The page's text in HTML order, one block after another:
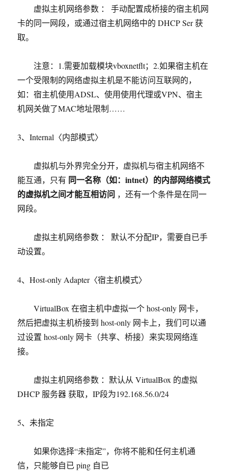
虚拟主机网络参数 ： 手动配置成桥接的宿主机网
卡的同一网段，或通过宿主机网络中的 DHCP Ser 获
取。
注意：1.需要加载模块vboxnetflt；2.如果宿主机在
一个受限制的网络虚拟主机是不能访问互联网的，
如：宿主机使用ADSL、使用使用代理或VPN、宿主
机网关做了MAC地址限制……
3、Internal〈内部模式〉
虚拟机与外界完全分开，虚拟机与宿主机网络不
能互通，只有 同一名称（如：intnet） 的内部网络模式
的虚拟机之间才能互相访问 ，还有一个条件是在同一
网段。
虚拟主机网络参数 ： 默认不分配IP，需要自已手
动设置。
4、Host-only Adapter〈宿主机模式〉
VirtualBox 在宿主机中虚拟一个 host-only 网卡，
然后把虚拟主机桥接到 host-only 网卡上，我们可以通
过设置 host-only 网卡（共享、桥接）来实现网络连
接。
虚拟主机网络参数 ：默认从 VirtualBox 的虚拟
DHCP 服务器 获取，IP段为192.168.56.0/24
5、未指定
如果你选择“未指定”，你将不能和任何主机通
信，只能够自已 ping 自已